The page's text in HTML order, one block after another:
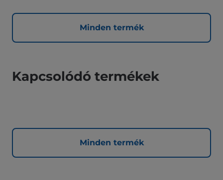
Minden termék
Kapcsolódó termékek
Minden termék